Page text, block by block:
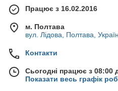
Працює з 16.02.2016
м. Полтава
вул. Лідова, Полтава,
Контакти
Сьогодні працює з 08:00
Показати весь графік